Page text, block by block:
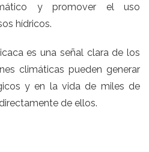
y promover el uso
hídricos.
es una señal clara de los
climáticas pueden generar
y en la vida de miles de
de ellos.